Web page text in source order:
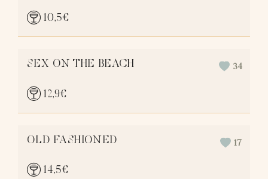
10,5€
SEX ON THE BEACH 34
12,9€
OLD FASHIONED 17
14,5€